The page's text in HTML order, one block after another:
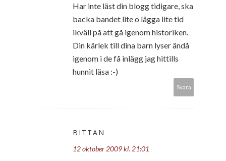
Har inte läst din blogg tidigare, ska
backa bandet lite o lägga lite tid
ikväll på att gå igenom historiken.
Din kärlek till dina barn lyser ändå
igenom i de få inlägg jag hittills
hunnit läsa :-)
Svara
BITTAN
12 oktober 2009 kl. 21:01